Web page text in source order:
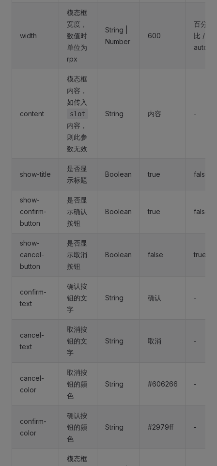
width
模态框
宽度，
数值时
单位为
rpx
String |
Number
600
百分
比 /
auto
content
模态框
内容，
如传入
slot
内容，
则此参
数无效
String 内容 -
show-title
是否显
示标题
Boolean true false
show-
confirm-
button
是否显
示确认
按钮
Boolean true false
show-
cancel-
button
是否显
示取消
按钮
Boolean false true
confirm-
text
确认按
钮的文
字
String 确认 -
cancel-
text
取消按
钮的文
字
String 取消 -
cancel-
color
取消按
钮的颜
色
String #606266 -
confirm-
color
确认按
钮的颜
色
String #2979ff -
模态框